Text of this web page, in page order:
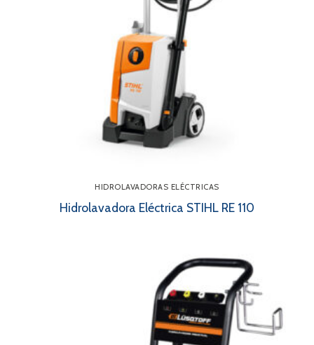
HIDROLAVADORAS ELÉCTRICAS
Hidrolavadora Eléctrica STIHL RE 110